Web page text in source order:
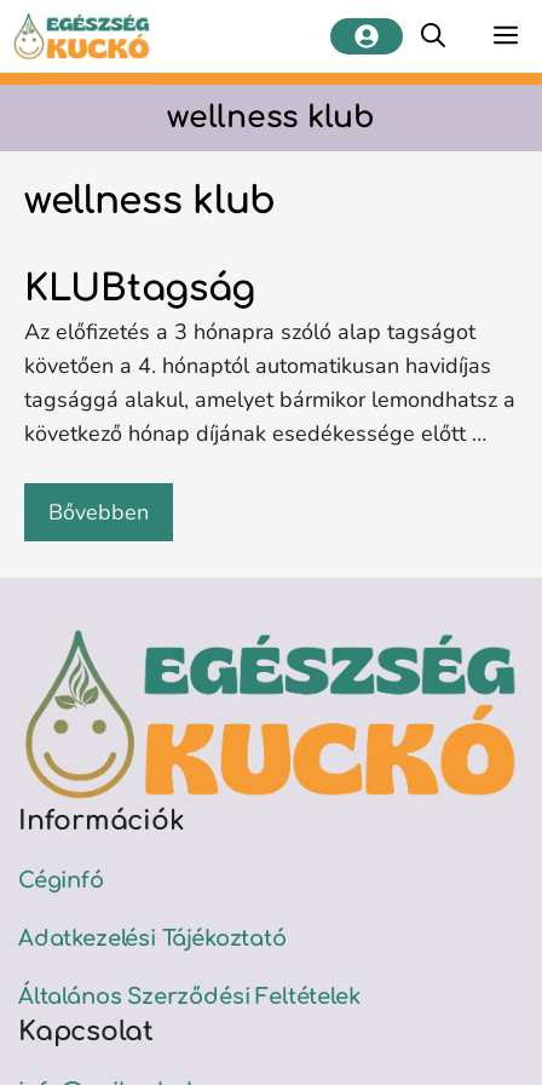
Kilépés
tartalomba
wellness klub
wellness klub
KLUBtagság
Az előfizetés a 3 hónapra szóló alap tagságot
követően a 4. hónaptól automatikusan havidíjas
tagsággá alakul, amelyet bármikor lemondhatsz a
következő hónap díjának esedékessége előtt …
Bővebben
Információk
Céginfó
Adatkezelési Tájékoztató
Általános Szerződési Feltételek
Kapcsolat